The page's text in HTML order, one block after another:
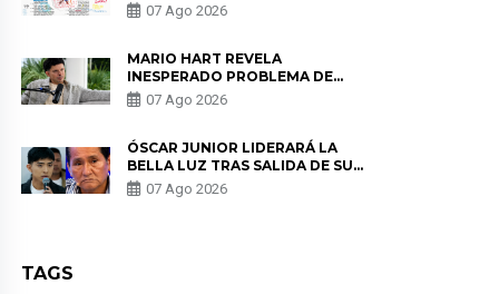
07 Ago 2026
MARIO HART REVELA
INESPERADO PROBLEMA DE
SALUD ANTES DE SEPARARSE DE
KORINA: “ME ENCONTRARON UN
07 Ago 2026
ÓSCAR JUNIOR LIDERARÁ LA
BELLA LUZ TRAS SALIDA DE SU
PADRE POR POLÉMICA CON
NALDY SALDAÑA
07 Ago 2026
TAGS